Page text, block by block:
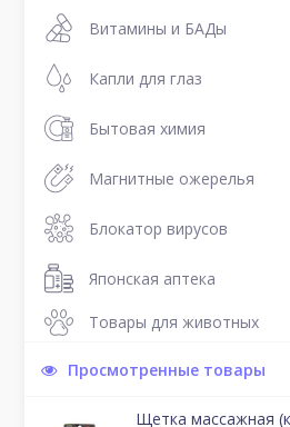
Витамины и БАДы
Капли для глаз
Бытовая химия
Магнитные ожерелья
Блокатор вирусов
Японская аптека
Товары для животных
Просмотренные товары
Щетка массажная